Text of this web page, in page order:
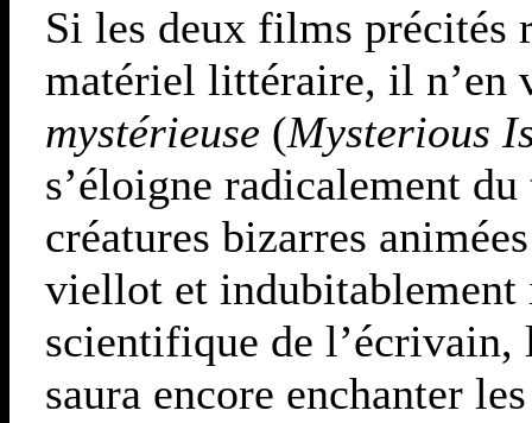
Si les deux films précités
matériel littéraire, il n’en
mystérieuse (Mysterious
s’éloigne radicalement
créatures bizarres
viellot et
scientifique de
saura encore enchanter